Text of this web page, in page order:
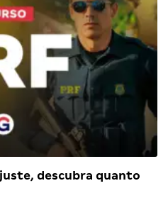
descubra quanto